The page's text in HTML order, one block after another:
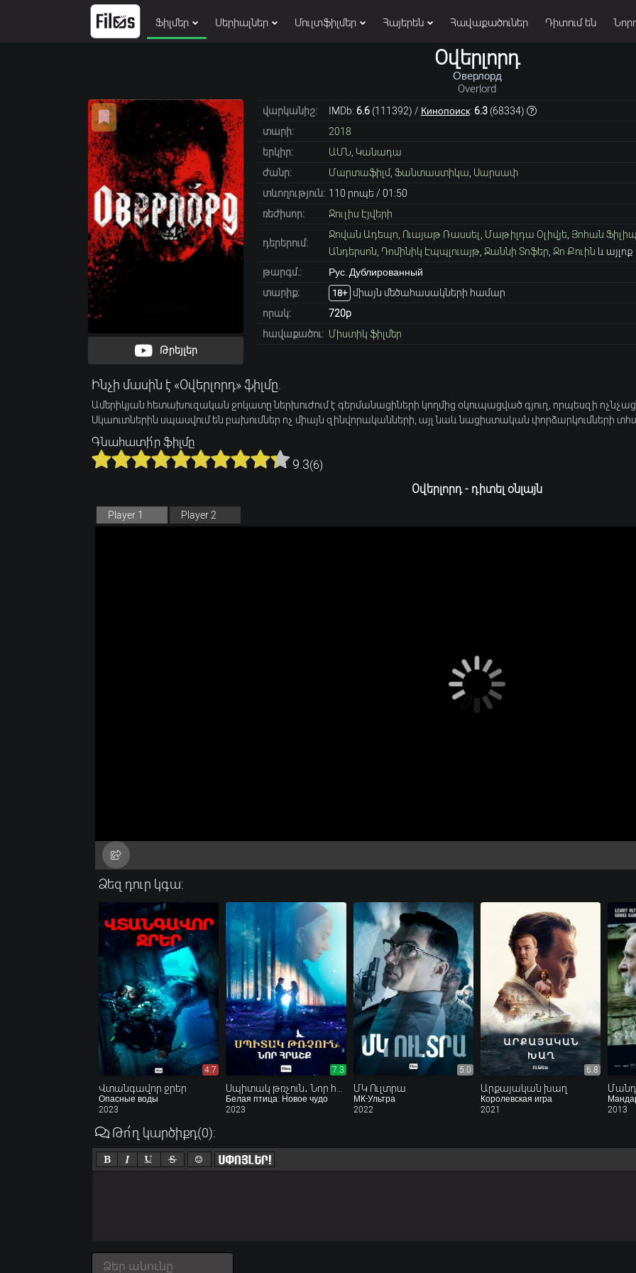
Ֆիլմեր Սերիալներ Մուլտֆիլմեր Հայերեն Հավաքածուներ Դիտում են
Օվերլորդ
Оверлорд
Overlord
Թրեյլեր
վարկանիշ: IMDb: 6.6(111392) / Кинопоиск: 6.3(68334)
տարի:
2018
երկիր:
ԱՄՆ Կանադա
ժանր:
Մարտաֆիլմ, Ֆանտաստիկա Սարսափ
տևողություն: 110 րոպե / 01։50
ռեժիսոր:
Ջուլիս Էյվերի
դերերում:
Ջովան Ադեպո Ուայաթ Ռասսել Մաթիլդա Օլիվյե, Յոհան
Անդերսոն Դոմինիկ Էպպլուայթ, Ջաննի Տոֆեր Ջո Քուին և այլոք
թարգմ.:
Рус. Дублированный
տարիք։
18+
միայն մեծահասակների համար
որակ:
720p
հավաքածու: Միստիկ ֆիլմեր
Ինչի մասին է «Օվերլորդ» ֆիլմը.
Ամերիկյան հետախուզական ջոկատը ներխուժում է գերմանացիների կողմից օկուպացված գյուղ, որպեսզի
Սկաուտներին սպասվում են բախումներ ոչ միայն զինվորականների, այլ նաև նացիստական փորձարկումների
Գնահատի՛ր ֆիլմը
9.3(6)
Օվերլորդ - դիտել օնլայն
Player 1 Player 2
Ձեզ դուր կգա:
4.7
Վտանգավոր ջրեր
Опасные воды
2023
7.3
Белая птица: Новое чудо
2023
5.0
ՄԿ Ուլտրա
МК-Ультра
2022
6.8
Արքայական խաղ
Королевская игра
2021
2013
Թո՛ղ կարծիքդ(0):